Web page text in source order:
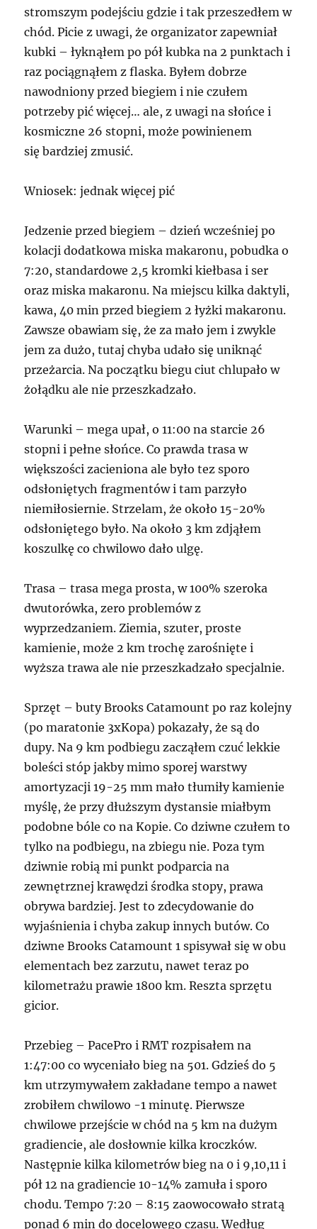
stromszym podejściu gdzie i tak przeszedłem w
chód. Picie z uwagi, że organizator zapewniał
kubki – łyknąłem po pół kubka na 2 punktach i
raz pociągnąłem z flaska. Byłem dobrze
nawodniony przed biegiem i nie czułem
potrzeby pić więcej… ale, z uwagi na słońce i
kosmiczne 26 stopni, może powinienem
się bardziej zmusić.
Wniosek: jednak więcej pić
Jedzenie przed biegiem – dzień wcześniej po
kolacji dodatkowa miska makaronu, pobudka o
7:20, standardowe 2,5 kromki kiełbasa i ser
oraz miska makaronu. Na miejscu kilka daktyli,
kawa, 40 min przed biegiem 2 łyżki makaronu.
Zawsze obawiam się, że za mało jem i zwykle
jem za dużo, tutaj chyba udało się uniknąć
przeżarcia. Na początku biegu ciut chlupało w
żołądku ale nie przeszkadzało.
Warunki – mega upał, o 11:00 na starcie 26
stopni i pełne słońce. Co prawda trasa w
większości zacieniona ale było tez sporo
odsłoniętych fragmentów i tam parzyło
niemiłosiernie. Strzelam, że około 15-20%
odsłoniętego było. Na około 3 km zdjąłem
koszulkę co chwilowo dało ulgę.
Trasa – trasa mega prosta, w 100% szeroka
dwutorówka, zero problemów z
wyprzedzaniem. Ziemia, szuter, proste
kamienie, może 2 km trochę zarośnięte i
wyższa trawa ale nie przeszkadzało specjalnie.
Sprzęt – buty Brooks Catamount po raz kolejny
(po maratonie 3xKopa) pokazały, że są do
dupy. Na 9 km podbiegu zacząłem czuć lekkie
boleści stóp jakby mimo sporej warstwy
amortyzacji 19-25 mm mało tłumiły kamienie
myślę, że przy dłuższym dystansie miałbym
podobne bóle co na Kopie. Co dziwne czułem to
tylko na podbiegu, na zbiegu nie. Poza tym
dziwnie robią mi punkt podparcia na
zewnętrznej krawędzi środka stopy, prawa
obrywa bardziej. Jest to zdecydowanie do
wyjaśnienia i chyba zakup innych butów. Co
dziwne Brooks Catamount 1 spisywał się w obu
elementach bez zarzutu, nawet teraz po
kilometrażu prawie 1800 km. Reszta sprzętu
gicior.
Przebieg – PacePro i RMT rozpisałem na
1:47:00 co wyceniało bieg na 501. Gdzieś do 5
km utrzymywałem zakładane tempo a nawet
zrobiłem chwilowo -1 minutę. Pierwsze
chwilowe przejście w chód na 5 km na dużym
gradiencie, ale dosłownie kilka kroczków.
Następnie kilka kilometrów bieg na 0 i 9,10,11 i
pół 12 na gradiencie 10-14% zamuła i sporo
chodu. Tempo 7:20 – 8:15 zaowocowało stratą
ponad 6 min do docelowego czasu. Według